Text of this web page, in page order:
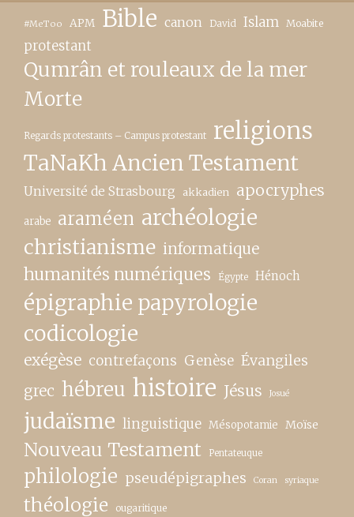
#MeToo APM Bible canon David Islam Moabite
protestant
Qumrân et rouleaux de la mer
Morte
Regards protestants – Campus protestant religions
TaNaKh Ancien Testament
Université de Strasbourg akkadien apocryphes
arabe araméen archéologie
christianisme informatique
humanités numériques Égypte Hénoch
épigraphie papyrologie
codicologie
exégèse contrefaçons Genèse Évangiles
grec hébreu histoire Jésus Josué
judaïsme linguistique Mésopotamie Moïse
Nouveau Testament Pentateuque
philologie pseudépigraphes Coran syriaque
théologie ougaritique